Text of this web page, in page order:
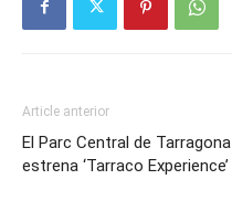
Article anterior
El Parc Central de Tarragona
estrena ‘Tarraco Experience’